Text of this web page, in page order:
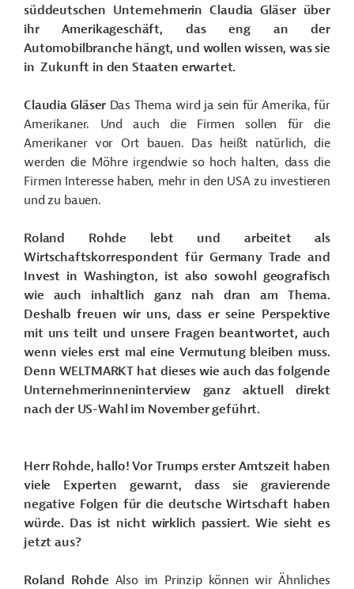
süddeutschen Unternehmerin Claudia Gläser über
ihr Amerikageschäft, das eng an der
Automobilbranche hängt, und wollen wissen, was sie
in Zukunft in den Staaten erwartet.
Claudia Gläser Das Thema wird ja sein für Amerika, für
Amerikaner. Und auch die Firmen sollen für die
Amerikaner vor Ort bauen. Das heißt natürlich, die
werden die Möhre irgendwie so hoch halten, dass die
Firmen Interesse haben, mehr in den USA zu investieren
und zu bauen.
Roland Rohde lebt und arbeitet als
Wirtschaftskorrespondent für Germany Trade and
Invest in Washington, ist also sowohl geografisch
wie auch inhaltlich ganz nah dran am Thema.
Deshalb freuen wir uns, dass er seine Perspektive
mit uns teilt und unsere Fragen beantwortet, auch
wenn vieles erst mal eine Vermutung bleiben muss.
Denn WELTMARKT hat dieses wie auch das folgende
Unternehmerinneninterview ganz aktuell direkt
nach der US-Wahl im November geführt.
Herr Rohde, hallo! Vor Trumps erster Amtszeit haben
viele Experten gewarnt, dass sie gravierende
negative Folgen für die deutsche Wirtschaft haben
würde. Das ist nicht wirklich passiert. Wie sieht es
jetzt aus?
Roland Rohde Also im Prinzip können wir Ähnliches